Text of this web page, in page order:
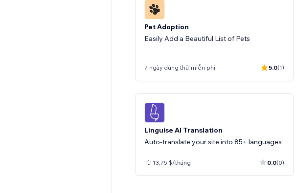
Pet Adoption
Easily Add a Beautiful List of Pets
7 ngày dùng thử miễn phí 5.0(1)
Linguise AI Translation
Auto-translate your site into 85+ languages
Từ 13,75 $/tháng 0.0(0)